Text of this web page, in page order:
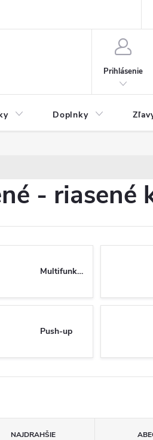
Prihlásenie
Doplnky
- riasené
Multifunkčné
Push-up
NAJDRAHŠIE